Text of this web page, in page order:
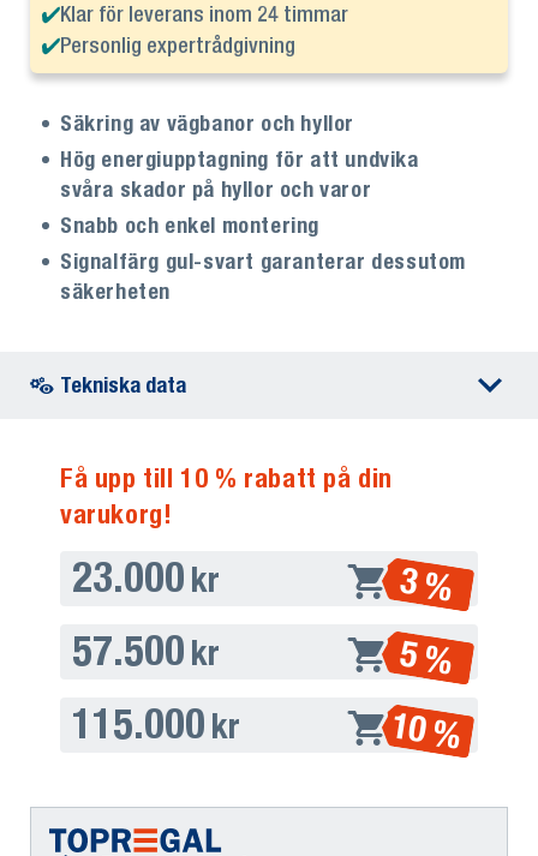
Klar för leverans inom 24 timmar
Personlig expertrådgivning
Säkring av vägbanor och hyllor
Hög energiupptagning för att undvika
svåra skador på hyllor och varor
Snabb och enkel montering
Signalfärg gul-svart garanterar dessutom
säkerheten
Tekniska data
Få upp till 10 % rabatt på din
varukorg!
23.000 kr 3 %
57.500 kr 5 %
115.000 kr 10 %